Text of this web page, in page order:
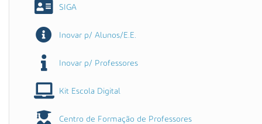
SIGA
Inovar p/ Alunos/E.E.
Inovar p/ Professores
Kit Escola Digital
Centro de Formação de Professores